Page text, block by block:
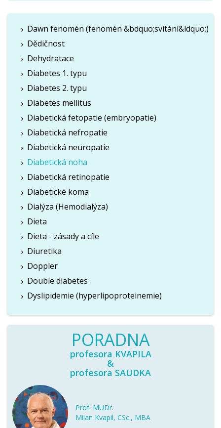
Dawn fenomén (fenomén &bdquo;svítání&ldquo;)
Dědičnost
Dehydratace
Diabetes 1. typu
Diabetes 2. typu
Diabetes mellitus
Diabetická fetopatie (embryopatie)
Diabetická nefropatie
Diabetická neuropatie
Diabetická noha
Diabetická retinopatie
Diabetické koma
Dialýza (Hemodialýza)
Dieta
Dieta - zásady a cíle
Diuretika
Doppler
Double diabetes
Dyslipidemie (hyperlipoproteinemie)
PORADNA
profesora KVAPILA
&
profesora SAUDKA
Prof. MUDr.
Milan Kvapil, CSc., MBA